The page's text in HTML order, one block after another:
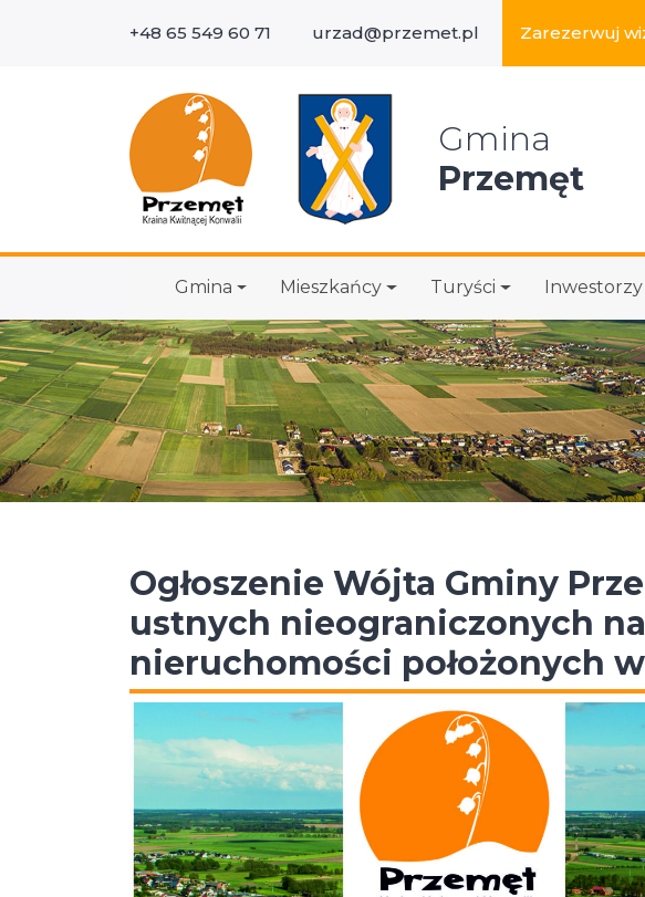
+48 65 549 60 71 urzad@przemet.pl Zarezerwuj
Gmina
Przemęt
Gmina Mieszkańcy Turyści Inwestorzy
Ogłoszenie Wójta Gminy
ustnych nieograniczonych
nieruchomości położonych
Wyszukaj w serwisie